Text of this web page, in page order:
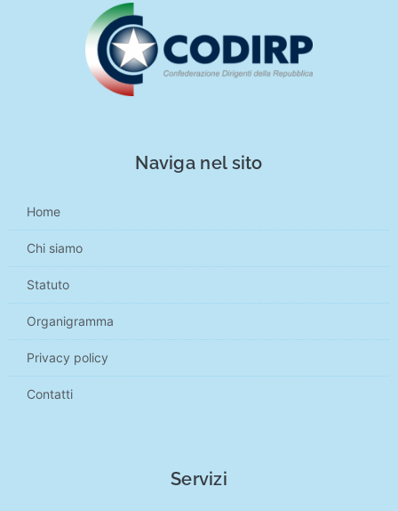
Naviga nel sito
Home
Chi siamo
Statuto
Organigramma
Privacy policy
Contatti
Servizi